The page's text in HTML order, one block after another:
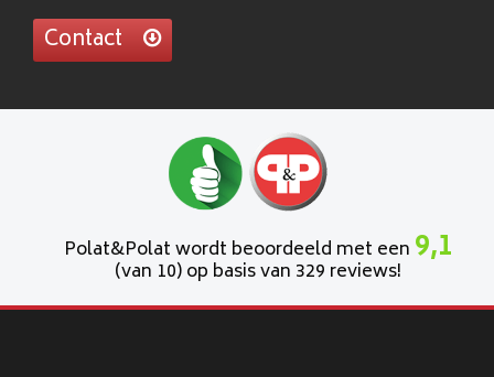
Contact
Polat&Polat wordt beoordeeld met een 9,1
(van 10) op basis van 329 reviews!